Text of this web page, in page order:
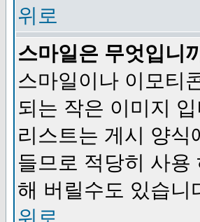
위로
스마일은 무엇입니
스마일이나 이모티
되는 작은 이미지
리스트는 게시 양식
들므로 적당히 사용
해 버릴수도 있습니
위로